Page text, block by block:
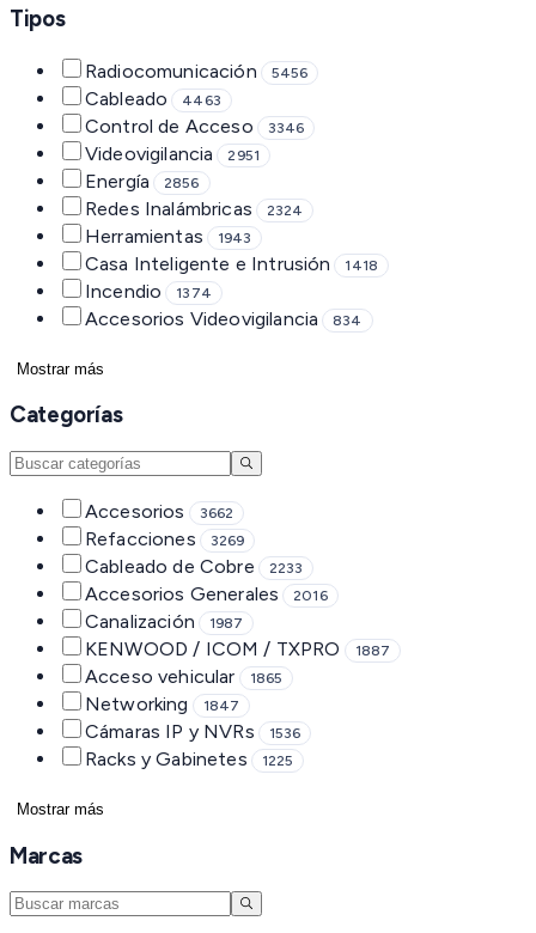
Tipos
Radiocomunicación 5456
Cableado 4463
Control de Acceso 3346
Videovigilancia 2951
Energía 2856
Redes Inalámbricas 2324
Herramientas 1943
Casa Inteligente e Intrusión 1418
Incendio 1374
Accesorios Videovigilancia 834
Mostrar más
Categorías
Accesorios 3662
Refacciones 3269
Cableado de Cobre 2233
Accesorios Generales 2016
Canalización 1987
KENWOOD / ICOM / TXPRO 1887
Acceso vehicular 1865
Networking 1847
Cámaras IP y NVRs 1536
Racks y Gabinetes 1225
Mostrar más
Marcas